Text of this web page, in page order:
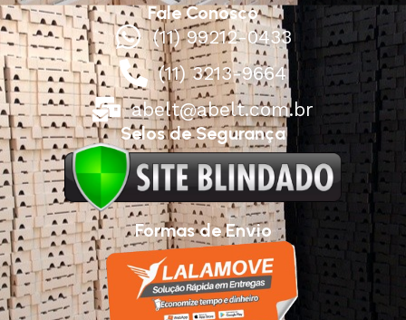
Fale Conosco
(11) 99212-0433
(11) 3213-9664
abelt@abelt.com.br
Selos de Segurança
Formas de Envio